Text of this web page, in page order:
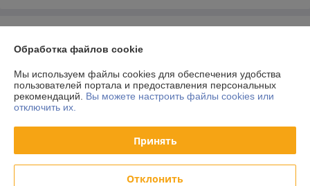
Доставка и оплата
График работы
Полная версия сайта
Обработка файлов cookie
Мы используем файлы cookies для обеспечения удобства
пользователей портала и предоставления персональных
рекомендаций. Вы можете настроить файлы cookies или
отключить их.
Принять
Отклонить